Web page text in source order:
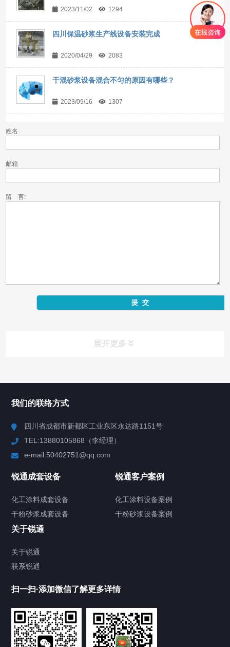
2023/11/02 1294
四川保温砂浆生产线设备安装完成
2020/04/29 2083
干混砂浆设备混合不匀的原因有哪些？
2023/09/16 1307
姓名
邮箱
留 言:
展开更多
混合机
输送机
化工涂料设备
其他配套设备
我们的联络方式
四川省成都市新都区工业东区永达路1151号
TEL:13880105868（李经理）
e-mail:50402751@qq.com
锐通成套设备
化工涂料成套设备
干粉砂浆成套设备
锐通客户案例
化工涂料设备案例
干粉砂浆设备案例
关于锐通
关于锐通
联系锐通
扫一扫·添加微信了解更多详情